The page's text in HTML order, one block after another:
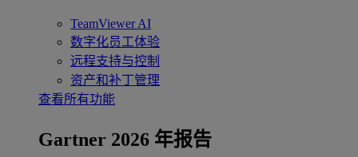
TeamViewer AI
数字化员工体验
远程支持与控制
资产和补丁管理
查看所有功能
Gartner 2026 年报告